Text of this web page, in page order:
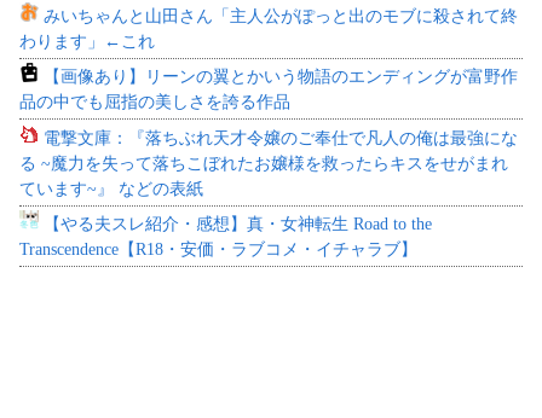
みいちゃんと山田さん「主人公がぽっと出のモブに殺されて終
わります」←これ
【画像あり】リーンの翼とかいう物語のエンディングが富野作
品の中でも屈指の美しさを誇る作品
電撃文庫：『落ちぶれ天才令嬢のご奉仕で凡人の俺は最強にな
る ~魔力を失って落ちこぼれたお嬢様を救ったらキスをせがまれ
ています~』 などの表紙
【やる夫スレ紹介・感想】真・女神転生 Road to the
Transcendence【R18・安価・ラブコメ・イチャラブ】